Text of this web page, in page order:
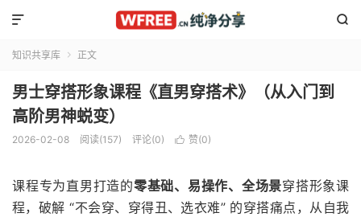


知识共享库  正文
男士穿搭形象课程《直男穿搭术》（从入门到
高阶男神蜕变）
2026-02-08 阅读(157) 评论(0)  赞(0)
课程专为直男打造的零基础、易操作、全场景穿搭形象课
程，破解 “不会穿、穿得丑、选衣难” 的穿搭痛点，从自我